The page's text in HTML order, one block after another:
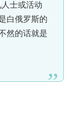
士或活动
白俄罗斯的
然的话就是